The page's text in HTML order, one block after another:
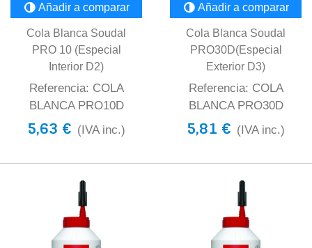
Añadir a comparar
Cola Blanca Soudal
PRO 10 (Especial
Interior D2)
Referencia: COLA
BLANCA PRO10D
5,63 € (IVA inc.)
Añadir a comparar
Cola Blanca Soudal
PRO30D(Especial
Exterior D3)
Referencia: COLA
BLANCA PRO30D
5,81 € (IVA inc.)